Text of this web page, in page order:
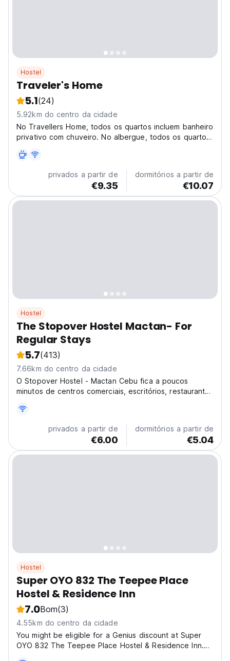
Hostel
Traveler's Home
5.1(24)
5.92km do centro da cidade
No Travellers Home, todos os quartos incluem banheiro
privativo com chuveiro. No albergue, todos os quartos
privados a partir de
€9.35
dormitórios a partir de
€10.07
Hostel
The Stopover Hostel Mactan- For
Regular Stays
5.7(413)
7.66km do centro da cidade
O Stopover Hostel - Mactan Cebu fica a poucos
minutos de centros comerciais, escritórios, restaurantes
privados a partir de
€6.00
dormitórios a partir de
€5.04
Hostel
Super OYO 832 The Teepee Place
Hostel & Residence Inn
7.0Bom(3)
4.55km do centro da cidade
You might be eligible for a Genius discount at Super
OYO 832 The Teepee Place Hostel & Residence Inn.